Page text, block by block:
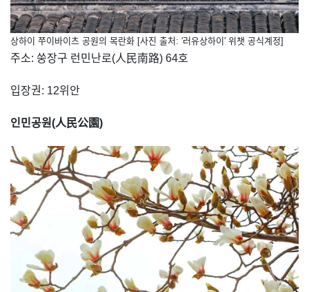
상하이 쭈이바이츠 공원의 목란화 [사진 출처: '러유상하이' 위챗 공식계정]
주소: 쑹장구 런민난로(人民南路) 64호
입장권: 12위안
인민공원(人民公園)